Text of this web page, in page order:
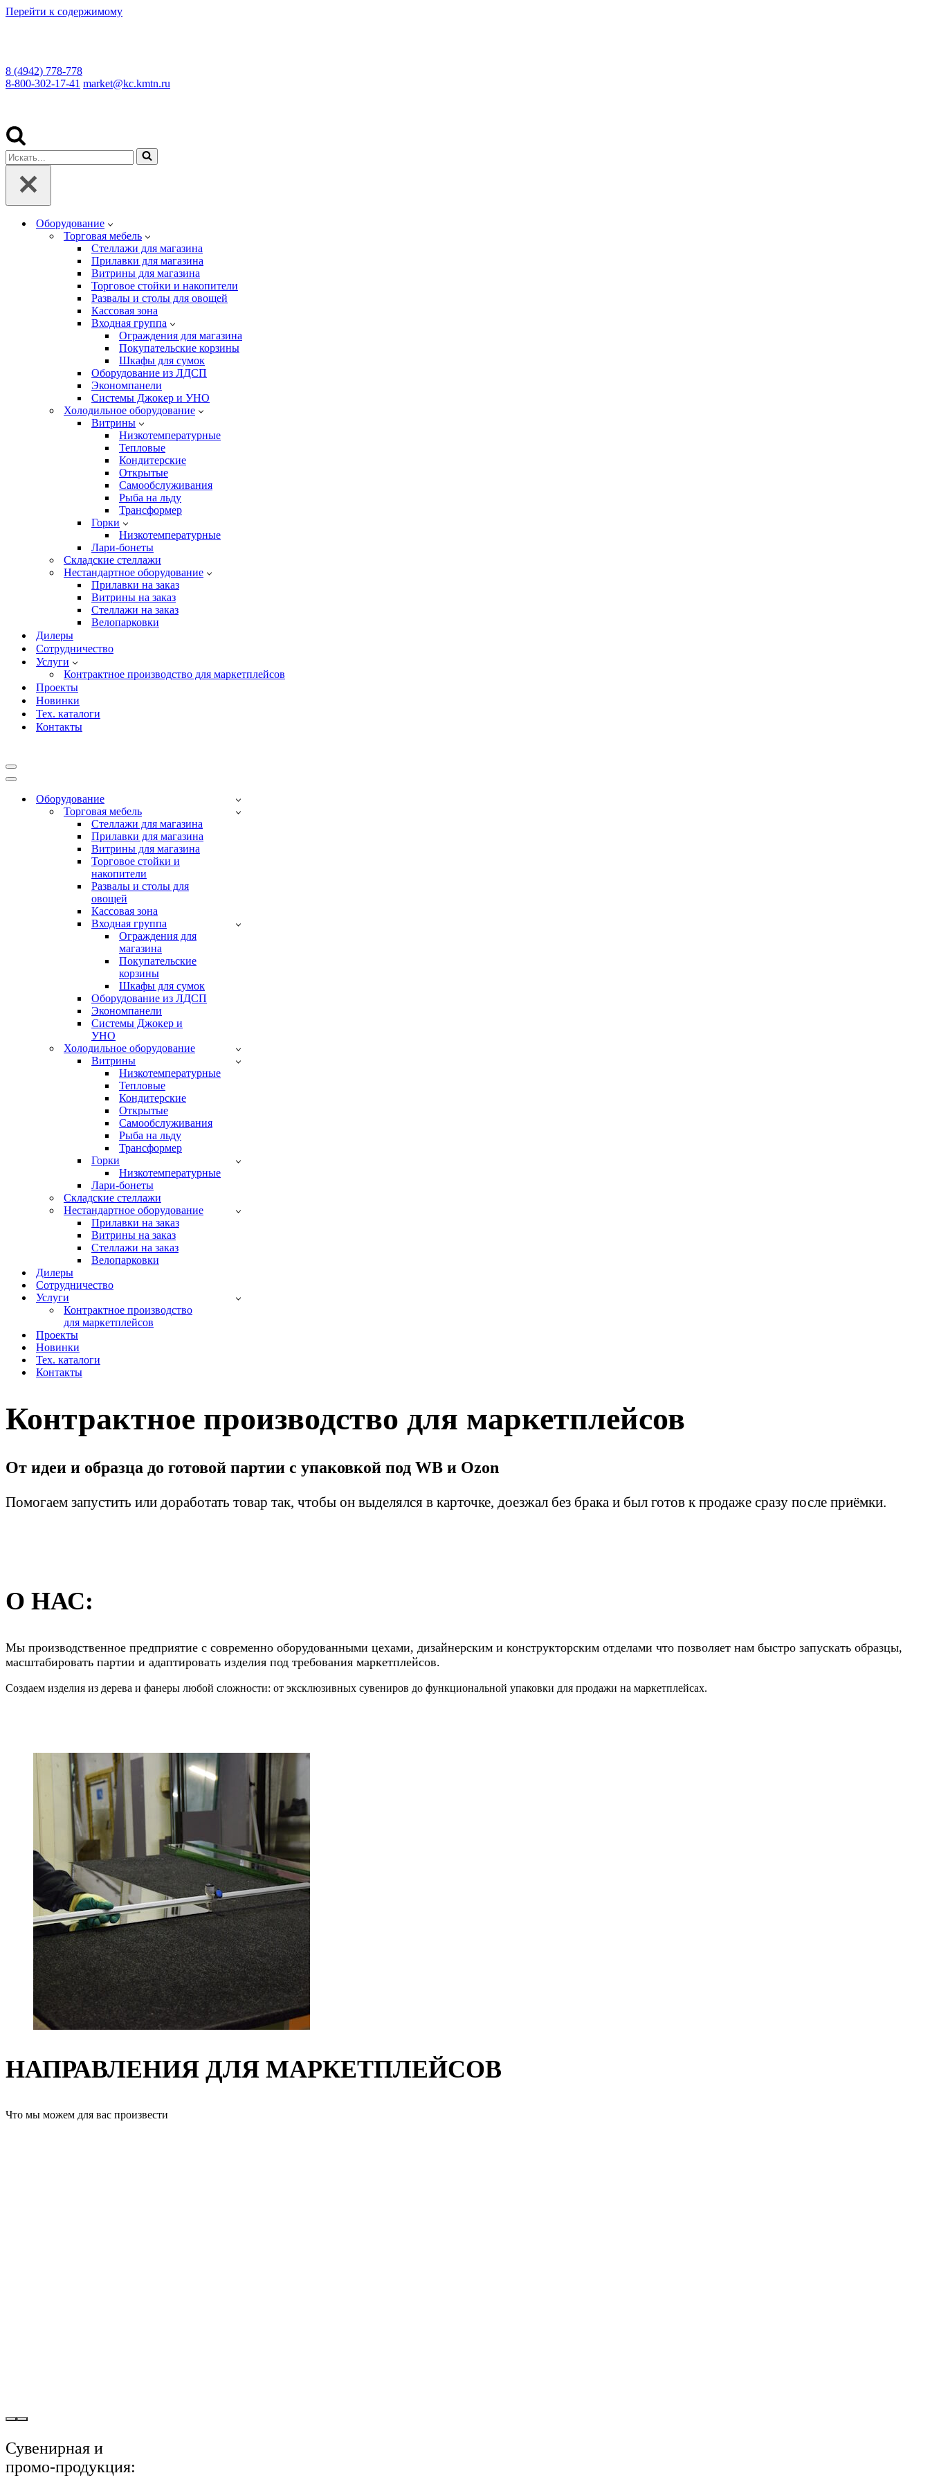
Перейти к содержимому
8 (4942) 778-778
8-800-302-17-41 market@kc.kmtn.ru
Искать...
Оборудование
Торговая мебель
Cтеллажи для магазина
Прилавки для магазина
Витрины для магазина
Торговое стойки и накопители
Развалы и столы для овощей
Кассовая зона
Входная группа
Ограждения для магазина
Покупательские корзины
Шкафы для сумок
Оборудование из ЛДСП
Экономпанели
Системы Джокер и УНО
Холодильное оборудование
Витрины
Низкотемпературные
Тепловые
Кондитерские
Открытые
Cамообслуживания
Рыба на льду
Трансформер
Горки
Низкотемпературные
Лари-бонеты
Складские стеллажи
Нестандартное оборудование
Прилавки на заказ
Витрины на заказ
Стеллажи на заказ
Велопарковки
Дилеры
Сотрудничество
Услуги
Контрактное производство для маркетплейсов
Проекты
Новинки
Тех. каталоги
Контакты
Меню
навигации
Меню
навигацииОборудование
Торговая мебель
Cтеллажи для магазина
Прилавки для магазина
Витрины для магазина
Торговое стойки и
накопители
Развалы и столы для
овощей
Кассовая зона
Входная группа
Ограждения для
магазина
Покупательские
корзины
Шкафы для сумок
Оборудование из ЛДСП
Экономпанели
Системы Джокер и
УНО
Холодильное оборудование
Витрины
Низкотемпературные
Тепловые
Кондитерские
Открытые
Cамообслуживания
Рыба на льду
Трансформер
Горки
Низкотемпературные
Лари-бонеты
Складские стеллажи
Нестандартное оборудование
Прилавки на заказ
Витрины на заказ
Стеллажи на заказ
Велопарковки
Дилеры
Сотрудничество
Услуги
Контрактное производство
для маркетплейсов
Проекты
Новинки
Тех. каталоги
Контакты
Контрактное производство для маркетплейсов
От идеи и образца до готовой партии с упаковкой под WB и Ozon
Помогаем запустить или доработать товар так, чтобы он выделялся в карточке, доезжал без брака и был готов к продаже сразу после приёмки.
О НАС:
Мы производственное предприятие с современно оборудованными цехами, дизайнерским и конструкторским отделами что позволяет нам быстро запускать образцы,
масштабировать партии и адаптировать изделия под требования маркетплейсов.
Создаем изделия из дерева и фанеры любой сложности: от эксклюзивных сувениров до функциональной упаковки для продажи на маркетплейсах.
НАПРАВЛЕНИЯ ДЛЯ МАРКЕТПЛЕЙСОВ
Что мы можем для вас произвести
Сувенирная и
промо-продукция: